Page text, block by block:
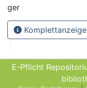
ger
Komplettanzeige
E-Pflicht